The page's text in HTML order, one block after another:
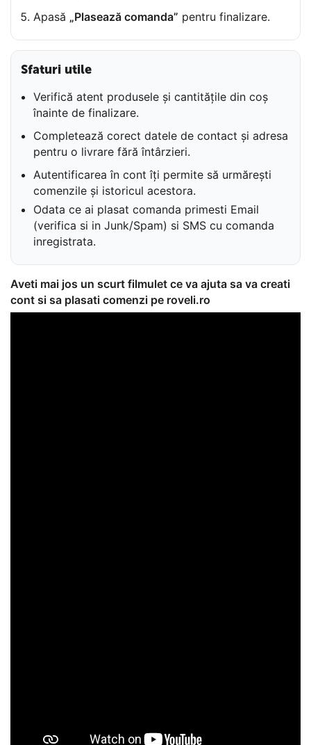
Apasă „Plasează comanda” pentru finalizare.
Sfaturi utile
Verifică atent produsele și cantitățile din coș
înainte de finalizare.
Completează corect datele de contact și adresa
pentru o livrare fără întârzieri.
Autentificarea în cont îți permite să urmărești
comenzile și istoricul acestora.
Odata ce ai plasat comanda primesti Email
(verifica si in Junk/Spam) si SMS cu comanda
inregistrata.
Aveti mai jos un scurt filmulet ce va ajuta sa va creati
cont si sa plasati comenzi pe roveli.ro